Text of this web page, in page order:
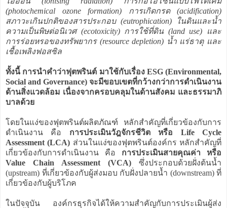
(photochemical ozone formation) การเกิดกรด (acidification)
สภาวะเกินปกติของสารประกอบ (eutrophication) ในดินและน้ำ
ความเป็นพิษต่อนิเวศ (ecotoxicity) การใช้ที่ดิน (land use) และ
การร่อยหรอของทรัพยากร (resource depletion) น้ำ แร่ธาตุ และ
เชื้อเพลิงฟอสซิล
ทั้งนี้ การนำคำว่าฟุตพรินต์ มาใช้กับเรื่อง ESG (Environmental,
Social and Governance) จะมีขอบเขตที่กว้างกว่าการดำเนินงาน
ด้านสิ่งแวดล้อม เนื่องจากครอบคลุมในด้านสังคม และธรรมาภิ
บาลด้วย
โดยในแง่ของฟุตพรินต์ผลิตภัณฑ์ หลักสำคัญที่เกี่ยวข้องกับการ
ดำเนินงาน คือ การประเมินวัฎจักรชีวิต หรือ Life Cycle
Assessment (LCA) ส่วนในแง่ของฟุตพรินต์องค์กร หลักสำคัญที่
เกี่ยวข้องกับการดำเนินงาน คือ การประเมินสายคุณค่า หรือ
Value Chain Assessment (VCA) ซึ่งประกอบด้วยฝั่งต้นน้ำ
(upstream) ที่เกี่ยวข้องกับผู้ส่งมอบ กับฝั่งปลายน้ำ (downstream) ที่
เกี่ยวข้องกับผู้บริโภค
ในปัจจุบัน องค์กรธุรกิจได้ให้ความสำคัญกับการประเมินผู้ส่ง